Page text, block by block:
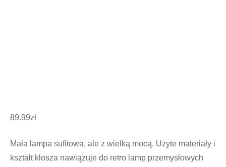
89.99zł
Mała lampa sufitowa, ale z wielką mocą. Użyte materiały i
kształt klosza nawiązuje do retro lamp przemysłowych